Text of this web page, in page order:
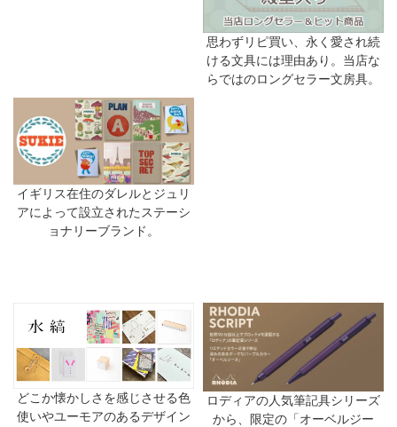
思わずリピ買い、永く愛され続
ける文具には理由あり。当店な
らではのロングセラー文房具。
イギリス在住のダレルとジュリ
アによって設立されたステーシ
ョナリーブランド。
どこか懐かしさを感じさせる色
使いやユーモアのあるデザイン
ロディアの人気筆記具シリーズ
から、限定の「オーベルジー